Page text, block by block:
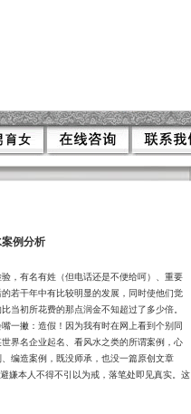
例分析
验，有名有姓（但电话还是不便给呵）、重要
若干年中有比较明显的发展，同时使他们觉
当初所花费的那点润金不知超过了多少倍。
一撇：造假！因为我有时在网上看到个别同
界名企业起名、看风水之类的所谓案例，心
编造案例，既没师承，也没一篇原创文章
嫌本人不得不引以为戒，落笔处即见真实。这